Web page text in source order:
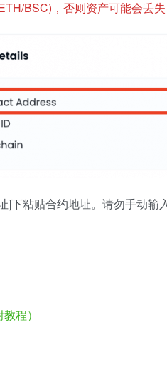
BSC)，否则资产可能会丢失
下粘贴合约地址。请勿手动输入
程）